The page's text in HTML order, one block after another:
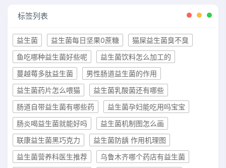
标签列表
益生菌 益生菌每日坚果0蔗糖
猫屎益生菌臭不臭
鱼吃哪种益生菌好些呢
益生菌饮料怎么加工的
蔓越莓多肽益生菌
男性肠道益生菌的作用
益生菌药片怎么喂猫
益生菌乳酸菌还有哪些
肠道自带益生菌有哪些药
益生菌孕妇能吃用吗宝宝
肠炎喝益生菌就能好吗
益生菌机制图怎么画
联康益生菌黑巧克力
益生菌防龋 作用机理图
益生菌营养科医生推荐
乌鲁木齐哪个药店有益生菌